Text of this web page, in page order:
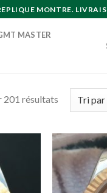
MONTRE.
MASTER
201 résultats